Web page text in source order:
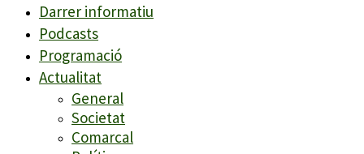
Darrer informatiu
Podcasts
Programació
Actualitat
General
Societat
Comarcal